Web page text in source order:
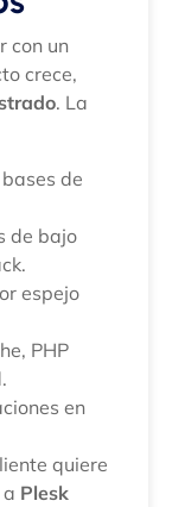
con un
crece,
. La
de
de bajo
espejo
PHP
en
quiere
Plesk